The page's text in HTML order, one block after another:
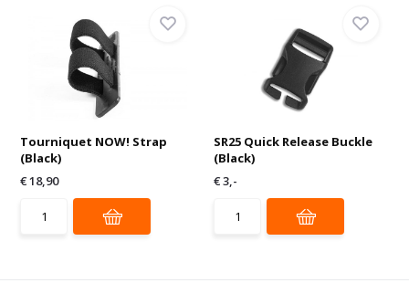
Tourniquet NOW! Strap
(Black)
€ 18,90
SR25 Quick Release Buckle
(Black)
€ 3,-